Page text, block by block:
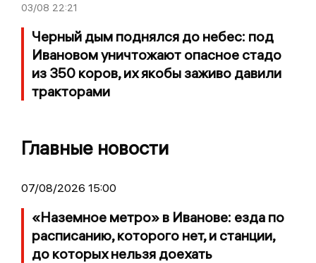
03/08 22:21
Черный дым поднялся до небес: под
Ивановом уничтожают опасное стадо
из 350 коров, их якобы заживо давили
тракторами
Главные новости
07/08/2026 15:00
«Наземное метро» в Иванове: езда по
расписанию, которого нет, и станции,
до которых нельзя доехать